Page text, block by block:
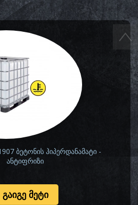
ბეტონის ჰიპერდანამატი -
ანტიფრიზი
ᲒᲐᲘᲒᲔ ᲛᲔᲢᲘ